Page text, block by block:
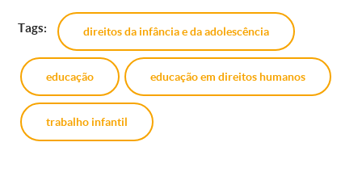
Tags: direitos da infância e da adolescência
educação educação em direitos humanos
trabalho infantil